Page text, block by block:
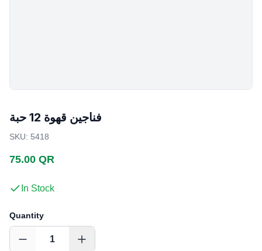
فناجين قهوة 12 حبة
SKU: 5418
75.00 QR
In Stock
Quantity
1